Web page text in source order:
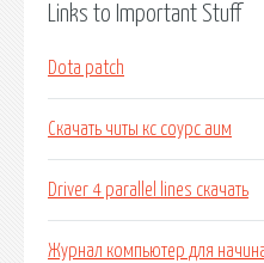
Links to Important Stuff
Dota patch
Скачать читы кс соурс аим
Driver 4 parallel lines скачать
Журнал компьютер для